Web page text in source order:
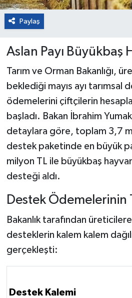
Paylaş
Aslan Payı Büyükbaş
Tarım ve Orman Bakanlığı,
beklediği mayıs ayı tarımsal
ödemelerini çiftçilerin
başladı. Bakan İbrahim
detaylara göre, toplam 3,7
destek paketinde en büyük
milyon TL ile büyükbaş
desteği aldı.
Destek Ödemelerinin
Bakanlık tarafından
desteklerin kalem kalem
gerçekleşti:
Destek Kalemi